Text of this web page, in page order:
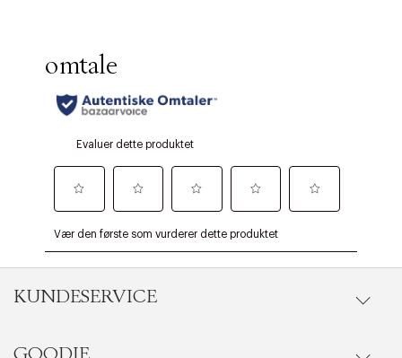
KUNDESERVICE
Gå til kundeservice